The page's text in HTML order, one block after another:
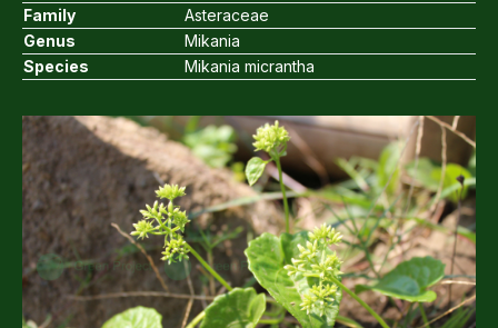
Family
Asteraceae
Genus
Mikania
Species
Mikania micrantha